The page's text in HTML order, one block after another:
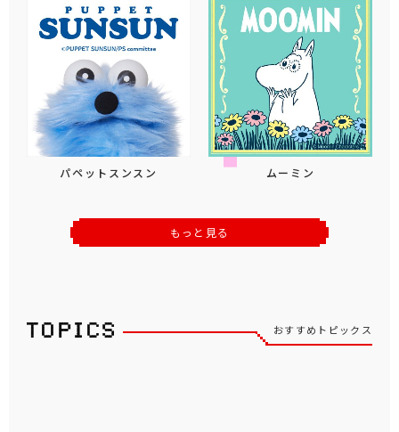
パペットスンスン ムーミン
もっと見る
おすすめトピックス